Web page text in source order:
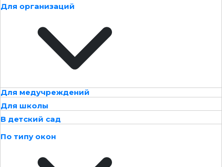
Для организаций
Для медучреждений
Для школы
В детский сад
По типу окон